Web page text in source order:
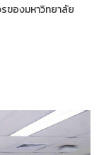
ของมหาวิทยาลัย